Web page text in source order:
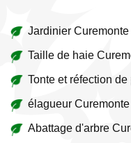
Jardinier Curemonte
Taille de haie
Tonte et réfection
élagueur Curemonte
Abattage d'arbre